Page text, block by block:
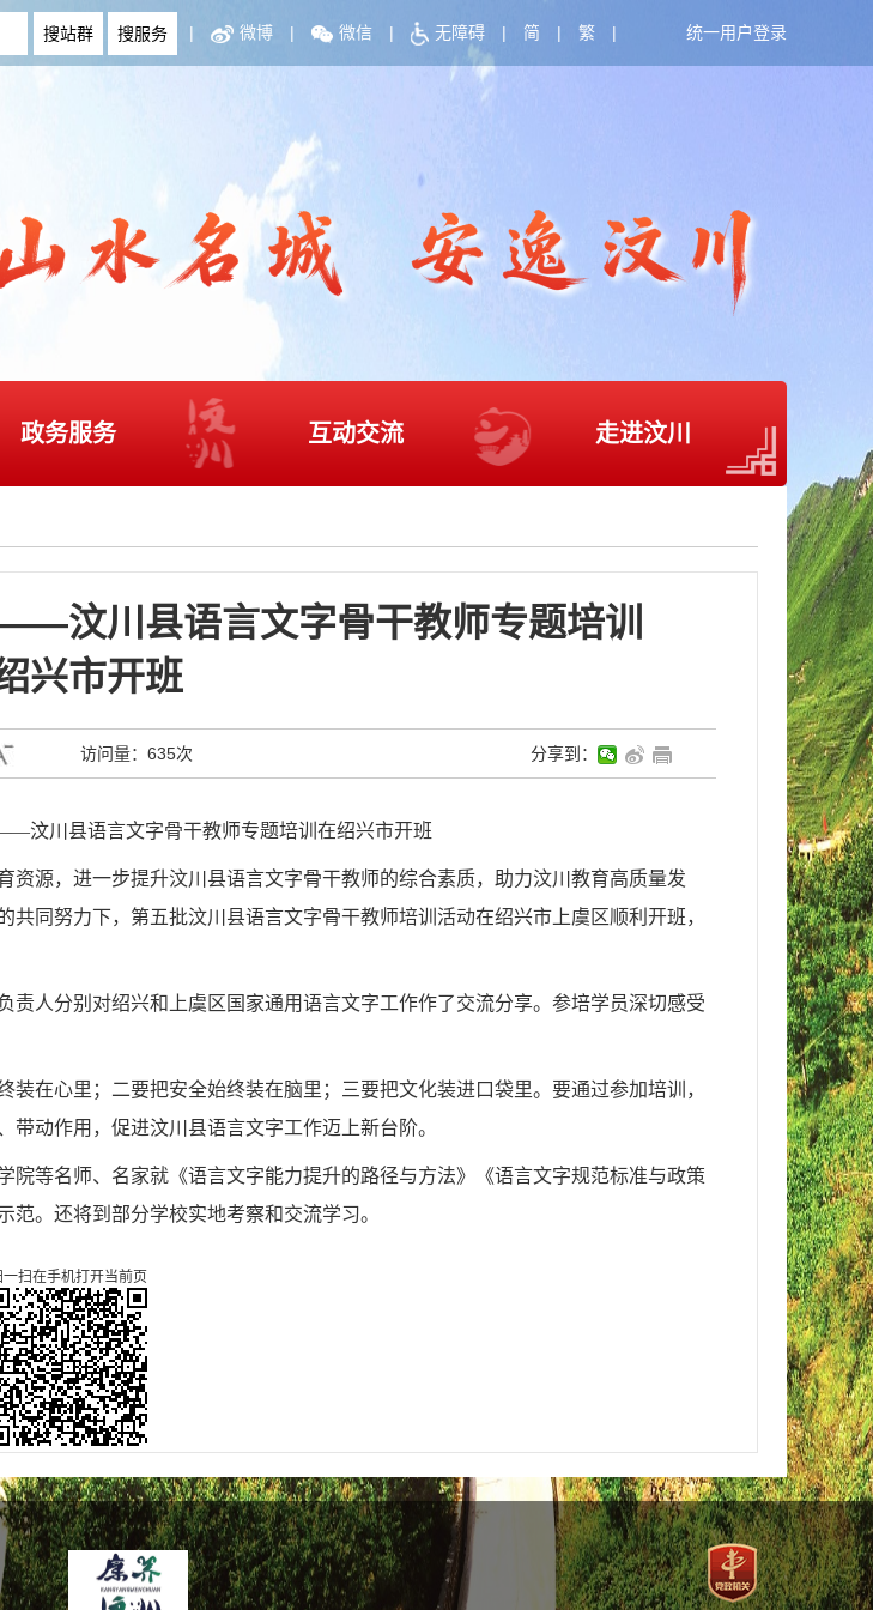
| 微博 | 微信 | 无障碍 | 简 | 繁 | 统一用户登录
政务服务 互动交流 走进汶川
汶川县语言文字骨干教师专题培训
兴市开班
访问量： 635次 分享到：
汶川县语言文字骨干教师专题培训在绍兴市开班
源，进一步提升汶川县语言文字骨干教师的综合素质，助力汶川教育高质量发
同努力下，第五批汶川县语言文字骨干教师培训活动在绍兴市上虞区顺利开班，
人分别对绍兴和上虞区国家通用语言文字工作作了交流分享。参培学员深切感受
在心里；二要把安全始终装在脑里；三要把文化装进口袋里。要通过参加培训，
动作用，促进汶川县语言文字工作迈上新台阶。
等名师、名家就《语言文字能力提升的路径与方法》《语言文字规范标准与政策
。还将到部分学校实地考察和交流学习。
一扫在手机打开当前页